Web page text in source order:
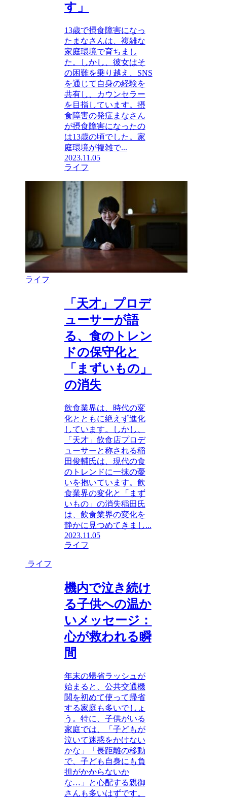
す」
13歳で摂食障害になっ
たまなさんは、複雑な
家庭環境で育ちまし
た。しかし、彼女はそ
の困難を乗り越え、SNS
を通じて自身の経験を
共有し、カウンセラー
を目指しています。摂
食障害の発症まなさん
が摂食障害になったの
は13歳の頃でした。家
庭環境が複雑で...
2023.11.05
ライフ
ライフ
「天才」プロデ
ューサーが語
る、食のトレン
ドの保守化と
「まずいもの」
の消失
飲食業界は、時代の変
化とともに絶えず進化
しています。しかし、
「天才」飲食店プロデ
ューサーと称される稲
田俊輔氏は、現代の食
のトレンドに一抹の憂
いを抱いています。飲
食業界の変化と「まず
いもの」の消失稲田氏
は、飲食業界の変化を
静かに見つめてきまし...
2023.11.05
ライフ
ライフ
機内で泣き続け
る子供への温か
いメッセージ：
心が救われる瞬
間
年末の帰省ラッシュが
始まると、公共交通機
関を初めて使って帰省
する家庭も多いでしょ
う。特に、子供がいる
家庭では、「子どもが
泣いて迷惑をかけない
かな」「長距離の移動
で、子ども自身にも負
担がかからないか
な…」と心配する親御
さんも多いはずです。